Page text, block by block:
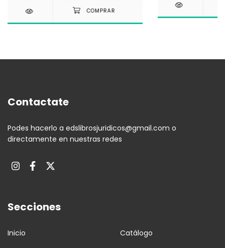
Contactate
Podes hacerlo a edslibrosjuridicos@gmail.com o
directamente en nuestras redes
Secciones
Inicio Catálogo